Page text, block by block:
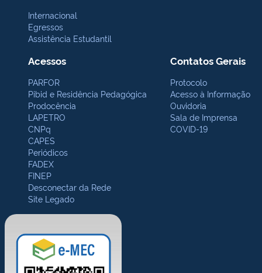
Internacional
Egressos
Assistência Estudantil
Acessos
PARFOR
Pibid e Residência Pedagógica
Prodocência
LAPETRO
CNPq
CAPES
Periódicos
FADEX
FINEP
Desconectar da Rede
Site Legado
Contatos Gerais
Protocolo
Acesso à Informação
Ouvidoria
Sala de Imprensa
COVID-19